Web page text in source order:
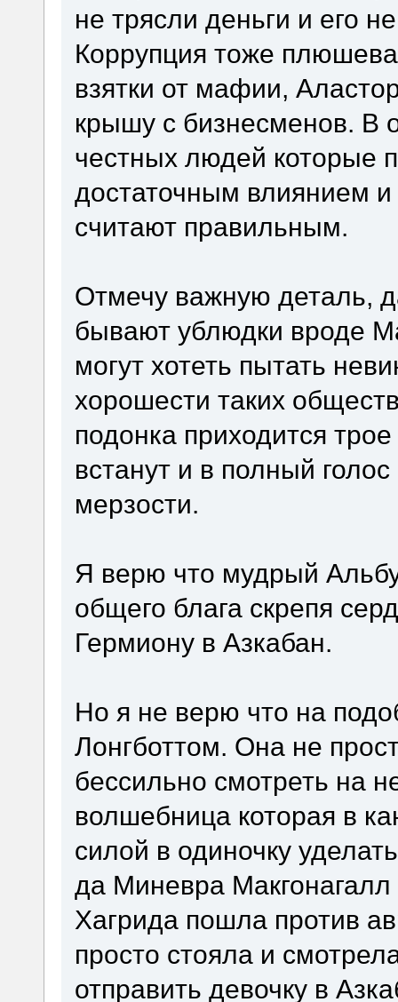
не трясли деньги и его
Коррупция тоже
взятки от мафии,
крышу с бизнесменов. В
честных людей которые
достаточным влиянием
считают правильным.
Отмечу важную деталь,
бывают ублюдки вроде
могут хотеть пытать
хорошести таких
подонка приходится
встанут и в полный
мерзости.
Я верю что мудрый
общего блага скрепя
Гермиону в Азкабан.
Но я не верю что на
Лонгботтом. Она не
бессильно смотреть на
волшебница которая в
силой в одиночку
да Миневра
Хагрида пошла против
просто стояла и
отправить девочку в